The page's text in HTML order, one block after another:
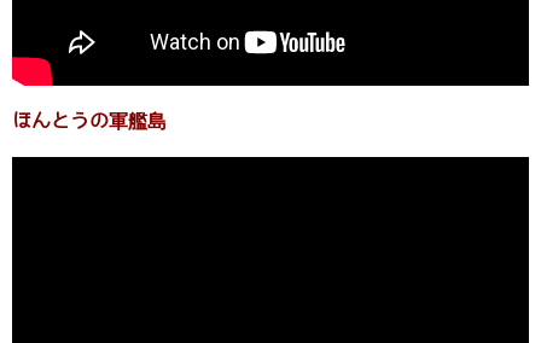
ほんとうの軍艦島